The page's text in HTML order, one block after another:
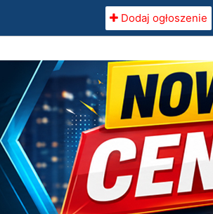
Dodaj ogłoszenie